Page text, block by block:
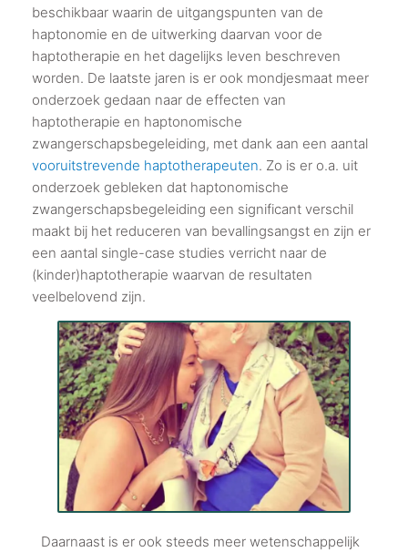
beschikbaar waarin de uitgangspunten van de
haptonomie en de uitwerking daarvan voor de
haptotherapie en het dagelijks leven beschreven
worden. De laatste jaren is er ook mondjesmaat meer
onderzoek gedaan naar de effecten van
haptotherapie en haptonomische
zwangerschapsbegeleiding, met dank aan een aantal
vooruitstrevende haptotherapeuten. Zo is er o.a. uit
onderzoek gebleken dat haptonomische
zwangerschapsbegeleiding een significant verschil
maakt bij het reduceren van bevallingsangst en zijn er
een aantal single-case studies verricht naar de
(kinder)haptotherapie waarvan de resultaten
veelbelovend zijn.
Daarnaast is er ook steeds meer wetenschappelijk